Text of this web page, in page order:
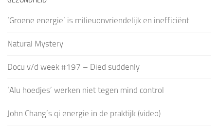
‘Groene energie’ is milieuonvriendelijk en inefficiënt.
Natural Mystery
Docu v/d week #197 – Died suddenly
‘Alu hoedjes’ werken niet tegen mind control
John Chang’s qi energie in de praktijk (video)